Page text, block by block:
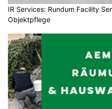
IR Services: Rundum Facility
Objektpflege